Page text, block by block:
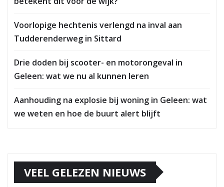
Voorlopige hechtenis verlengd na inval aan
Tudderenderweg in Sittard
Drie doden bij scooter- en motorongeval in
Geleen: wat we nu al kunnen leren
Aanhouding na explosie bij woning in Geleen: wat
we weten en hoe de buurt alert blijft
VEEL GELEZEN NIEUWS